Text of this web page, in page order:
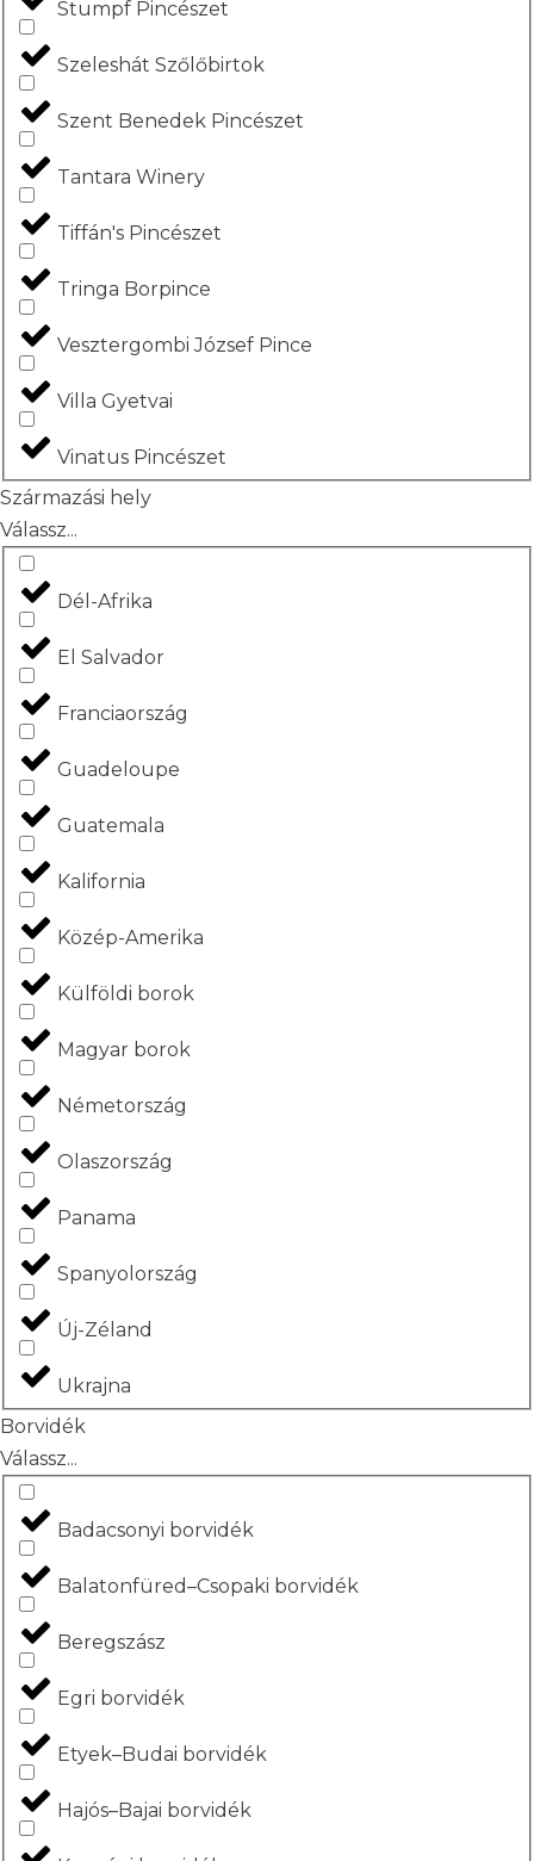
Stumpf Pincészet
Szeleshát Szőlőbirtok
Szent Benedek Pincészet
Tantara Winery
Tiffán's Pincészet
Tringa Borpince
Vesztergombi József Pince
Villa Gyetvai
Vinatus Pincészet
Származási hely
Válassz...
Dél-Afrika
El Salvador
Franciaország
Guadeloupe
Guatemala
Kalifornia
Közép-Amerika
Külföldi borok
Magyar borok
Németország
Olaszország
Panama
Spanyolország
Új-Zéland
Ukrajna
Borvidék
Válassz...
Badacsonyi borvidék
Balatonfüred–Csopaki borvidék
Beregszász
Egri borvidék
Etyek–Budai borvidék
Hajós–Bajai borvidék